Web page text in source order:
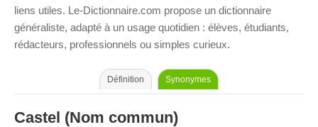
liens utiles. Le-Dictionnaire.com propose un dictionnaire
généraliste, adapté à un usage quotidien : élèves, étudiants,
rédacteurs, professionnels ou simples curieux.
Définition Synonymes
Castel (Nom commun)